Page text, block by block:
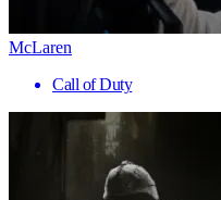
McLaren
Call of Duty